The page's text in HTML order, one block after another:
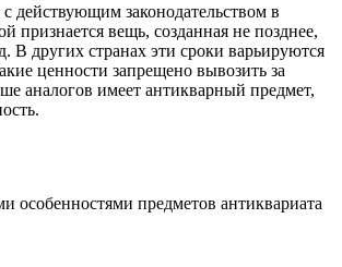
действующим законодательством в
признается вещь, созданная не позднее,
В других странах эти сроки варьируются
ценности запрещено вывозить за
аналогов имеет антикварный предмет,
особенностями предметов антиквариата